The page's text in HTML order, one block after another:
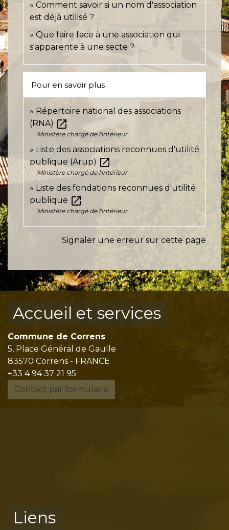
Comment savoir si un nom d'association
est déjà utilisé ?
Que faire face à une association qui
s'apparente à une secte ?
Pour en savoir plus
Répertoire national des associations
(RNA) open_in_new
Ministère chargé de l'intérieur
Liste des associations reconnues d'utilité
publique (Arup) open_in_new
Ministère chargé de l'intérieur
Liste des fondations reconnues d'utilité
publique open_in_new
Ministère chargé de l'intérieur
Signaler une erreur sur cette page
Accueil et services
Commune de Correns
5, Place Général de Gaulle
83570 Correns - FRANCE
+33 4 94 37 21 95
Contact par formulaire
Liens